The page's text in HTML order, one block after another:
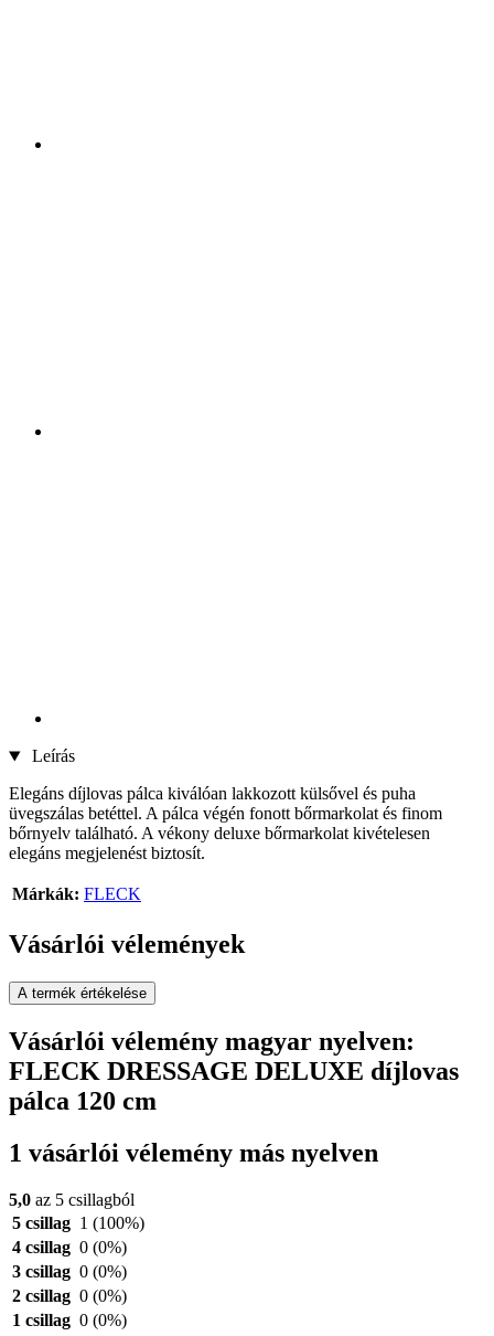
Leírás
Elegáns díjlovas pálca kiválóan lakkozott külsővel és puha
üvegszálas betéttel. A pálca végén fonott bőrmarkolat és finom
bőrnyelv található. A vékony deluxe bőrmarkolat kivételesen
elegáns megjelenést biztosít.
Márkák: FLECK
Vásárlói vélemények
A termék értékelése
Vásárlói vélemény magyar nyelven:
FLECK DRESSAGE DELUXE díjlovas
pálca 120 cm
1 vásárlói vélemény más nyelven
5,0 az 5 csillagból
5 csillag 1 (100%)
4 csillag 0 (0%)
3 csillag 0 (0%)
2 csillag 0 (0%)
1 csillag 0 (0%)